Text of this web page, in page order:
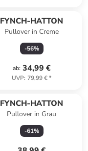
FYNCH-HATTON
Pullover in Creme
-56%
ab: 34,99 €
UVP: 79,99 €*
FYNCH-HATTON
Pullover in Grau
-61%